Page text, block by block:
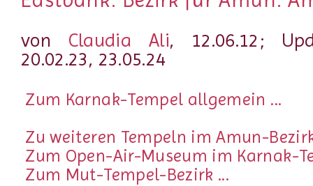
von Claudia Ali, 12.06.12;
20.02.23, 23.05.24
Zum Karnak-Tempel allgemein ...
Zu weiteren Tempeln im Amun-
Zum Open-Air-Museum im Karnak-
Zum Mut-Tempel-Bezirk ...